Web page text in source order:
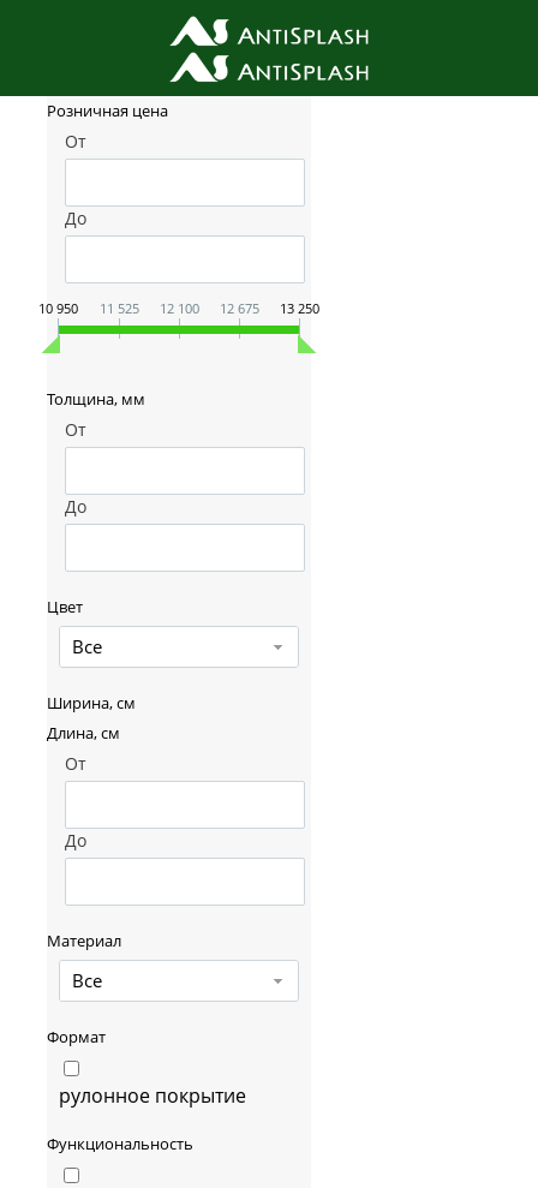
Фильтр товаров
Розничная цена
От
До
10 950 11 525 12 100 12 675 13 250
Толщина, мм
От
До
Цвет
Все
Ширина, см
Длина, см
От
До
Материал
Все
Формат
рулонное покрытие
Функциональность